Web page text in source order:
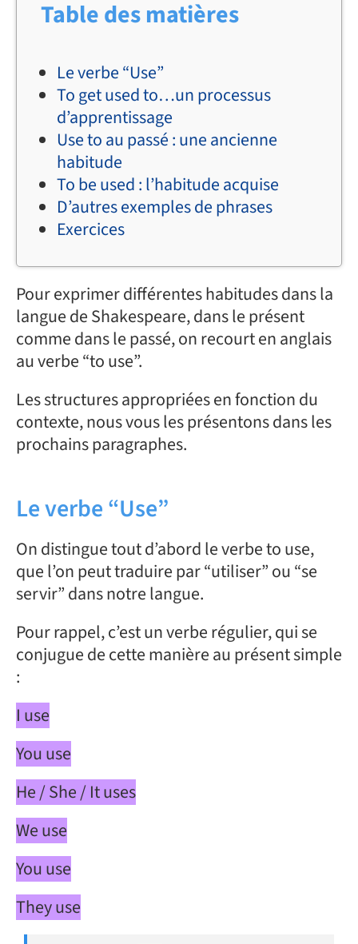
Table des matières
Le verbe “Use”
To get used to…un processus
d’apprentissage
Use to au passé : une ancienne
habitude
To be used : l’habitude acquise
D’autres exemples de phrases
Exercices
Pour exprimer différentes habitudes dans la
langue de Shakespeare, dans le présent
comme dans le passé, on recourt en anglais
au verbe “to use”.
Les structures appropriées en fonction du
contexte, nous vous les présentons dans les
prochains paragraphes.
Le verbe “Use”
On distingue tout d’abord le verbe to use,
que l’on peut traduire par “utiliser” ou “se
servir” dans notre langue.
Pour rappel, c’est un verbe régulier, qui se
conjugue de cette manière au présent simple
:
I use
You use
He / She / It uses
We use
You use
They use